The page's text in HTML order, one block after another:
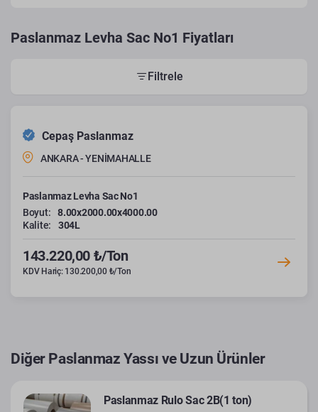
Paslanmaz Levha Sac No1 Fiyatları
Filtrele
Cepaş Paslanmaz
ANKARA - YENİMAHALLE
Paslanmaz Levha Sac No1
Boyut:
8.00x2000.00x4000.00
Kalite:
304L
143.220,00 ₺/Ton
KDV Hariç: 130.200,00 ₺/Ton
Diğer Paslanmaz Yassı ve Uzun Ürünler
Paslanmaz Rulo Sac 2B(1 ton)